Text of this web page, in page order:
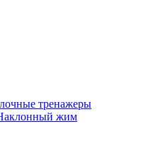
тренажеры
жим